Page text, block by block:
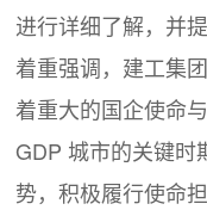
进行详细了解，并
着重强调，建工集
着重大的国企使命
GDP 城市的关键时
势，积极履行使命